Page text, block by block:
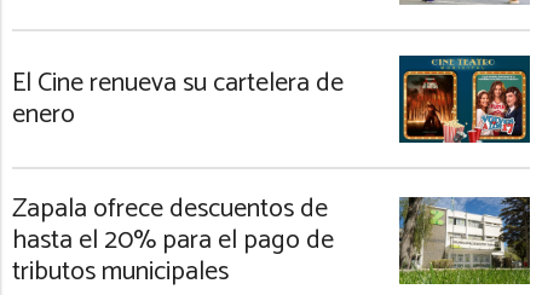
El Cine renueva su cartelera de
enero
Zapala ofrece descuentos de
hasta el 20% para el pago de
tributos municipales